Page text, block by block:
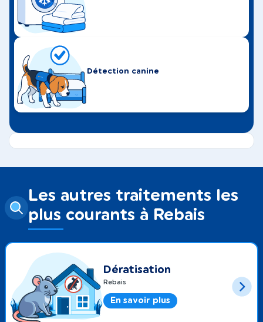
Détection canine
Les autres traitements les
plus courants à Rebais
Dératisation
Rebais
En savoir plus